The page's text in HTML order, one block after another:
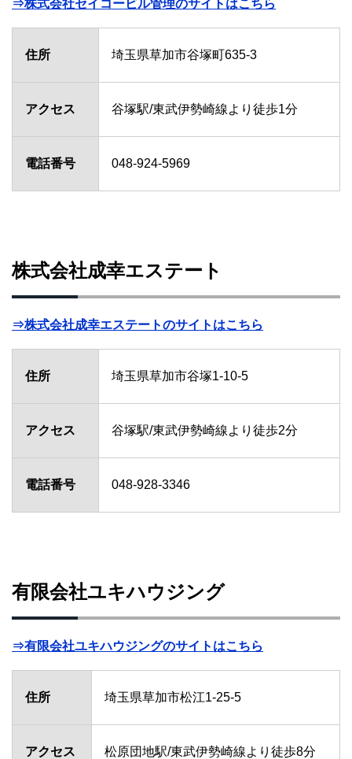
⇒株式会社セイコービル管理のサイトはこちら
住所 埼玉県草加市谷塚町635-3
アクセス 谷塚駅/東武伊勢崎線より徒歩1分
電話番号 048-924-5969
株式会社成幸エステート
⇒株式会社成幸エステートのサイトはこちら
住所 埼玉県草加市谷塚1-10-5
アクセス 谷塚駅/東武伊勢崎線より徒歩2分
電話番号 048-928-3346
有限会社ユキハウジング
⇒有限会社ユキハウジングのサイトはこちら
住所 埼玉県草加市松江1-25-5
アクセス 松原団地駅/東武伊勢崎線より徒歩8分